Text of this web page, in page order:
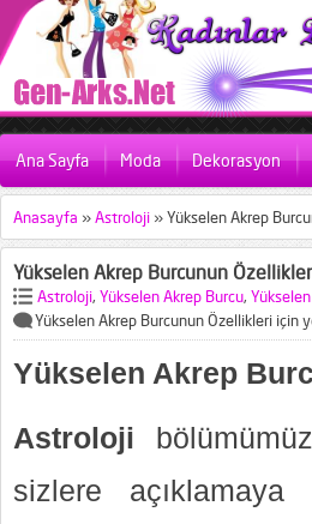
Ana Sayfa Moda Dekorasyon
Anasayfa »Astroloji »Yükselen Akrep
Yükselen Akrep Burcunun
Astroloji, Yükselen Akrep Burcu,
Yükselen Akrep Burcunun Özellikleri için
Yükselen Akrep
Astroloji
sizlere